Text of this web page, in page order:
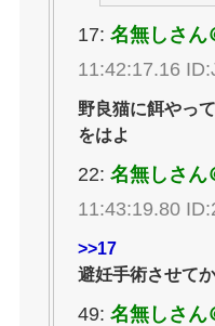
17: 名無しさん
11:42:17.16
野良猫に餌やっ
をはよ
22: 名無しさん
11:43:19.80
>>17
避妊手術させて
49: 名無しさん